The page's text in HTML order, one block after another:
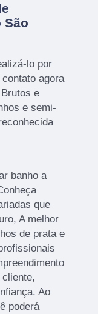
São
lo por
agora
e
e semi-
banho a
que
A melhor
de prata e
cliente,
Ao
poderá